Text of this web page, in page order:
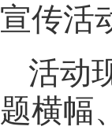
宣传活
活动
题横幅